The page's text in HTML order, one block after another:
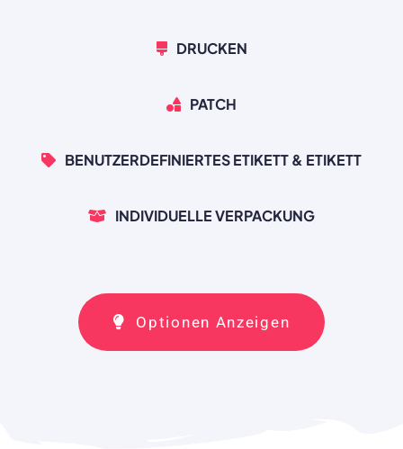
DRUCKEN
PATCH
BENUTZERDEFINIERTES ETIKETT & ETIKETT
INDIVIDUELLE VERPACKUNG
Optionen Anzeigen